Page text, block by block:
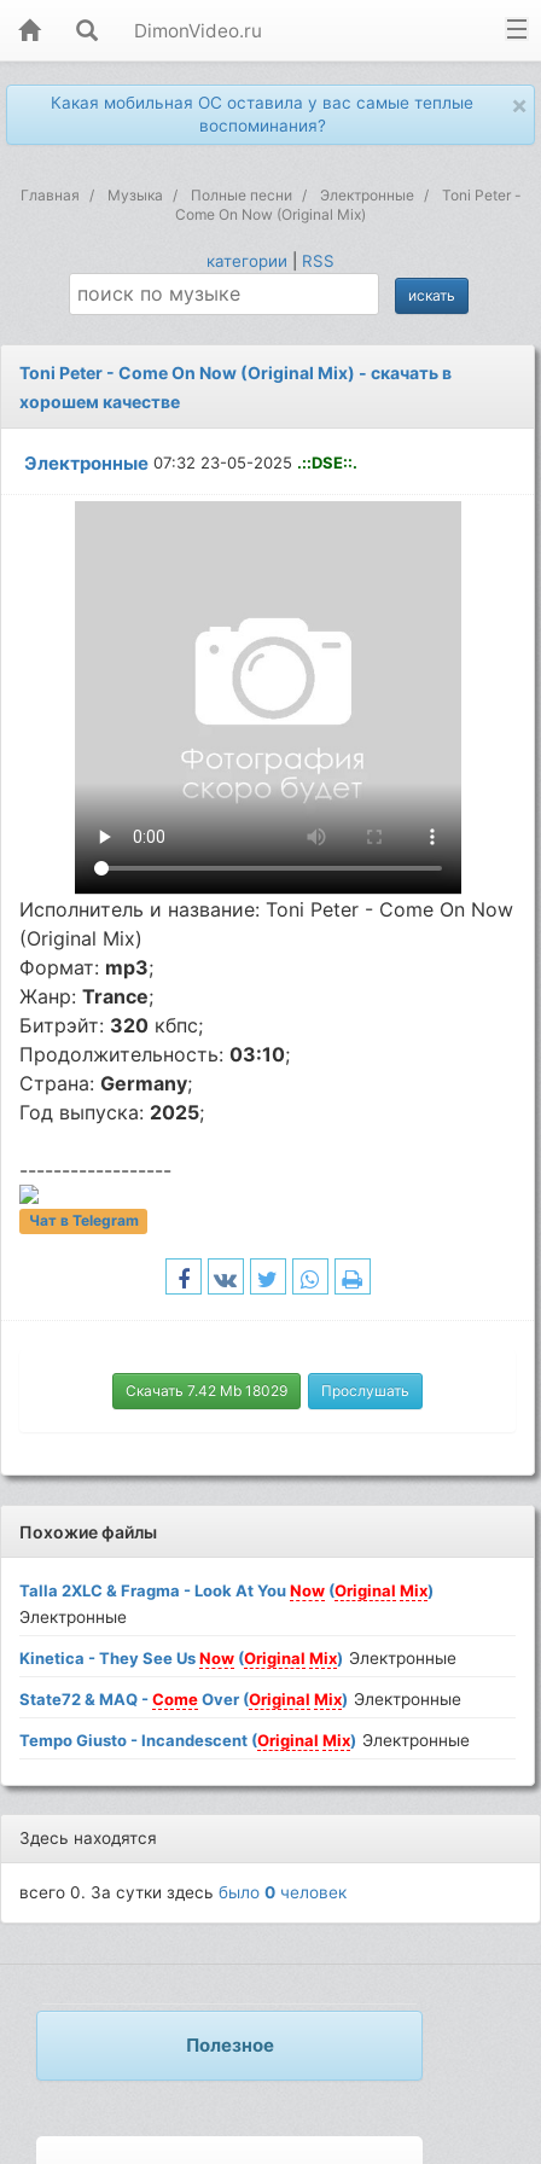
DimonVideo.ru
×
Какая мобильная ОС оставила у вас самые теплые
воспоминания?
Главная Музыка Полные песни Электронные
Toni Peter -
Come On Now (Original Mix)
категории RSS
Toni Peter - Come On Now (Original Mix) - скачать в
хорошем качестве
Электронные 07:32 23-05-2025 .::DSE::.
Исполнитель и название: Toni Peter - Come On Now
(Original Mix)
Формат: mp3;
Жанр:Trance;
Битрэйт: 320 кбпс;
Продолжительность:03:10;
Страна:Germany;
Год выпуска: 2025;
------------------
Чат в Telegram
Скачать 7.42 Mb 18029 Прослушать
Похожие файлы
Talla 2XLC & Fragma - Look At YouNow (Original Mix)
Электронные
Kinetica - They See UsNow (Original Mix) Электронные
State72 & MAQ -ComeOver (Original Mix) Электронные
Tempo Giusto - Incandescent (Original Mix) Электронные
Здесь находятся
всего 0. За сутки здесьбыло0 человек
Полезное